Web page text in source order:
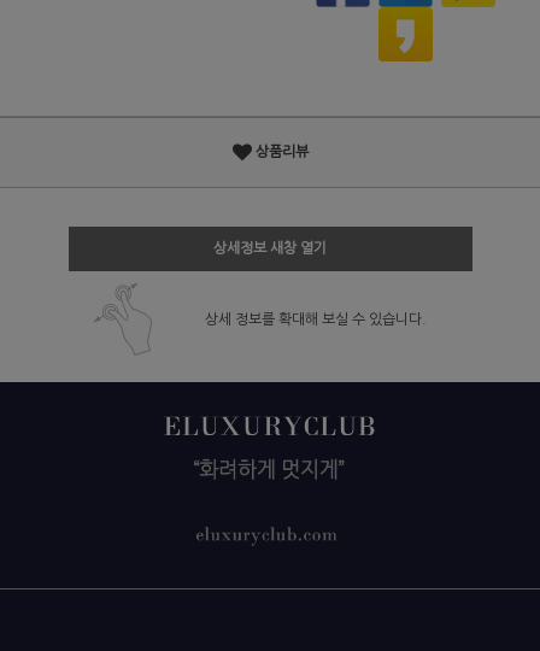
상품리뷰
상세정보 새창 열기
상세 정보를 확대해 보실 수 있습니다.